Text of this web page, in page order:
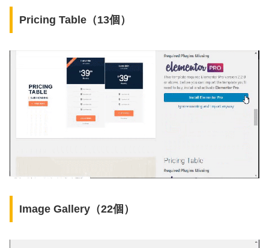
Pricing Table（13個）
Image Gallery（22個）